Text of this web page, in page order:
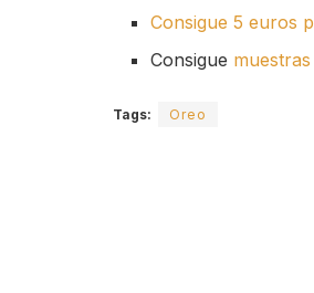
Consigue 5 euros
Consigue
Tags: Oreo